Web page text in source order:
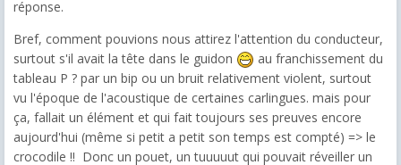
réponse.
Bref, comment pouvions nous attirez l'attention du conducteur,
surtout s'il avait la tête dans le guidon
au franchissement du
tableau P ? par un bip ou un bruit relativement violent, surtout
vu l'époque de l'acoustique de certaines carlingues. mais pour
ça, fallait un élément et qui fait toujours ses preuves encore
aujourd'hui (même si petit a petit son temps est compté) => le
crocodile !! Donc un pouet, un tuuuuut qui pouvait réveiller un